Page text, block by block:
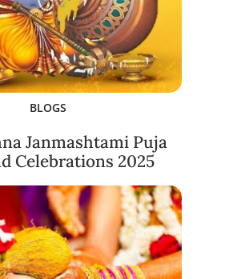
BLOGS
Janmashtami Puja
Celebrations 2025